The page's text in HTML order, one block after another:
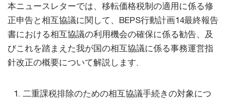
本ニュースレターでは、移転価格税制の適用に係る修
正申告と相互協議に関して、BEPS行動計画14最終報告
書における相互協議の利用機会の確保に係る勧告、及
びこれを踏まえた我が国の相互協議に係る事務運営指
針改正の概要について解説します
二重課税排除のための相互協議手続きの対象につ